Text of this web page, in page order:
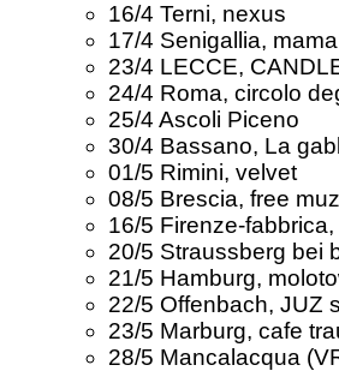
16/4 Terni, nexus
17/4 Senigallia,
23/4 LECCE,
24/4 Roma, circolo
25/4 Ascoli Piceno
30/4 Bassano, La
01/5 Rimini, velvet
08/5 Brescia, free
16/5 Firenze-
20/5 Straussberg bei
21/5 Hamburg,
22/5 Offenbach, JUZ
23/5 Marburg, cafe
28/5 Mancalacqua